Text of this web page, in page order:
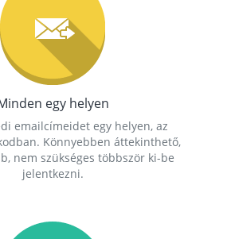
egy helyen
emailcímeidet egy helyen, az
Könnyebben áttekinthető,
nem szükséges többször ki-be
jelentkezni.